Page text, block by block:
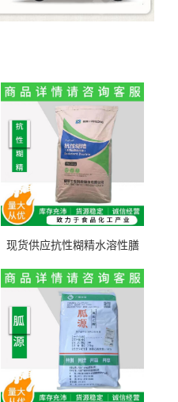
现货供应抗性糊精水溶性膳
量1kg包邮